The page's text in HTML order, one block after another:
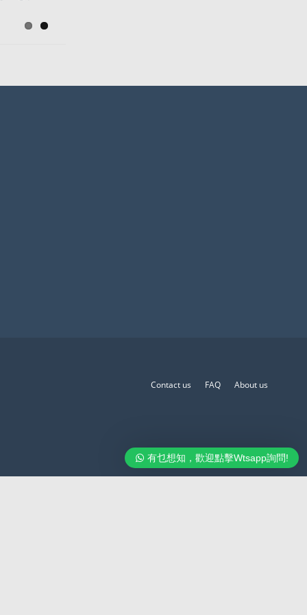
有乜想知，歡迎點擊Wtsapp詢問!
Contact us FAQ About us